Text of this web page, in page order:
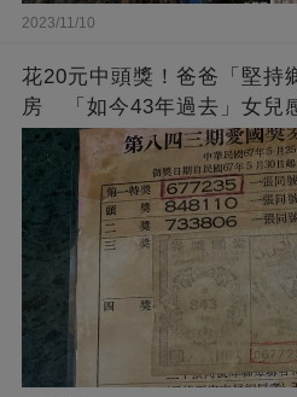
2023/11/10
花20元中頭獎！爸爸「堅持
房 「如今43年過去」女兒